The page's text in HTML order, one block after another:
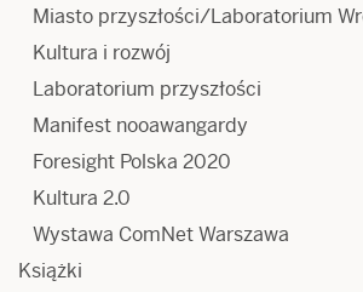
Miasto przyszłości/Laboratorium
Kultura i rozwój
Laboratorium przyszłości
Manifest nooawangardy
Foresight Polska 2020
Kultura 2.0
Wystawa ComNet Warszawa
Książki